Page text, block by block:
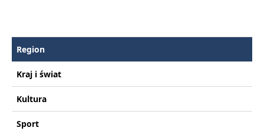
Region
Kraj i świat
Kultura
Sport